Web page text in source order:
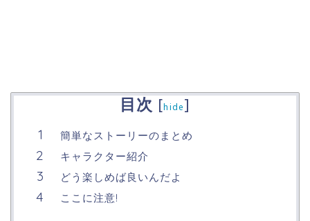
目次 [hide]
簡単なストーリーのまとめ
キャラクター紹介
どう楽しめば良いんだよ
ここに注意!